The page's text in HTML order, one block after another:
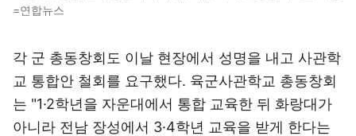
=연합뉴스
각 군 총동창회도 이날 현장에서 성명을 내고 사관학
교 통합안 철회를 요구했다. 육군사관학교 총동창회
는 "1·2학년을 자운대에서 통합 교육한 뒤 화랑대가
아니라 전남 장성에서 3·4학년 교육을 받게 한다는